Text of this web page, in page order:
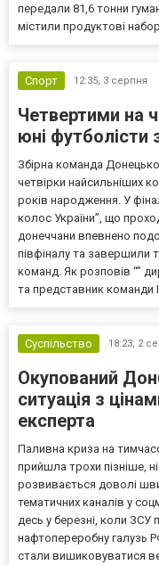
передали 81,6 тонни
містили продуктові
Спорт 12:35, 3 серпня
Четвертими на
юні футболісти
Збірна команда
четвірки найсильніших
років народження. У
колос України”, що
донеччани впевнено
півфіналу та завершили
команд. Як розповів “”
та представник команди
Суспільство 18:23, 2
Окупований
ситуація з
експерта
Паливна криза на
прийшла трохи пізніше,
розвивається доволі
тематичних каналів у
десь у березні, коли ЗСУ
нафтопереробну галузь
стали вишиковуватися